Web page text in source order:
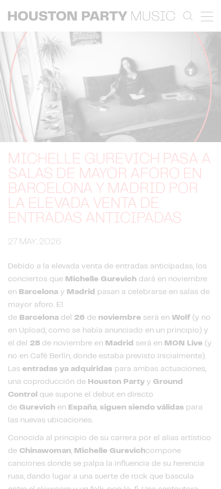
MICHELLE GUREVICH PASA A
SALAS DE MAYOR AFORO EN
BARCELONA Y MADRID POR
LA ELEVADA VENTA DE
ENTRADAS ANTICIPADAS
27 MAY. 2026
Debido a la elevada venta de entradas anticipadas, los
conciertos que Michelle Gurevich dará en noviembre
en Barcelona y Madrid pasan a celebrarse en salas de
mayor aforo. El
de Barcelona del 26 de noviembre será en Wolf (y no
en Upload, como se había anunciado en un principio) y
el del 28 de noviembre en Madrid será en MON Live (y
no en Café Berlín, donde estaba previsto inicialmente).
Las entradas ya adquiridas para ambas actuaciones,
una coproducción de Houston Party y Ground
Control que supone el debut en directo
de Gurevich en España, siguen siendo válidas para
las nuevas ubicaciones.
Conocida al principio de su carrera por el alias artístico
de Chinawoman, Michelle Gurevichcompone
canciones donde se palpa la influencia de su herencia
rusa, dando lugar a una suerte de rock que bascula